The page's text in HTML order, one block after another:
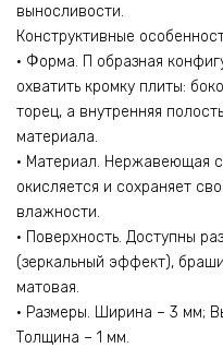
выносливости.
Конструктивные
• Форма. П образная
охватить кромку плиты:
торец, а внутренняя
материала.
• Материал. Нержавеющая
окисляется и сохраняет
влажности.
• Поверхность. Доступны
(зеркальный эффект),
матовая.
• Размеры. Ширина – 3 мм;
Толщина – 1 мм.